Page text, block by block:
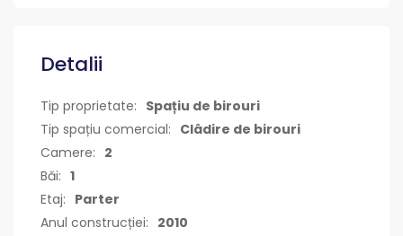
Detalii
Tip proprietate: Spațiu de birouri
Tip spațiu comercial: Clâdire de birouri
Camere: 2
Băi: 1
Etaj: Parter
Anul construcției: 2010